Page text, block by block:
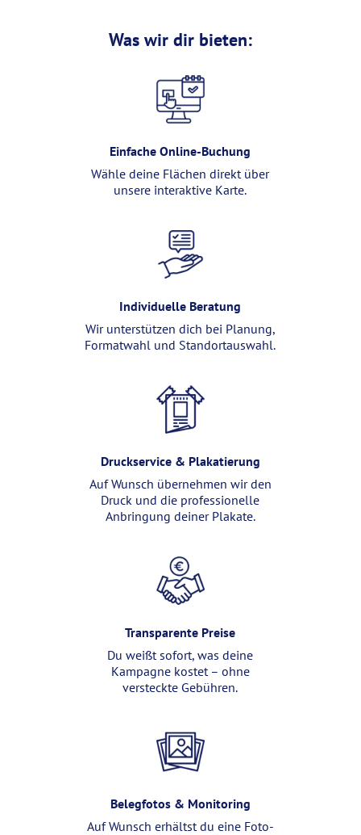
Was wir dir bieten:
Einfache Online-Buchung
Wähle deine Flächen direkt über
unsere interaktive Karte.
Individuelle Beratung
Wir unterstützen dich bei Planung,
Formatwahl und Standortauswahl.
Druckservice & Plakatierung
Auf Wunsch übernehmen wir den
Druck und die professionelle
Anbringung deiner Plakate.
Transparente Preise
Du weißt sofort, was deine
Kampagne kostet – ohne
versteckte Gebühren.
Belegfotos & Monitoring
Auf Wunsch erhältst du eine Foto-